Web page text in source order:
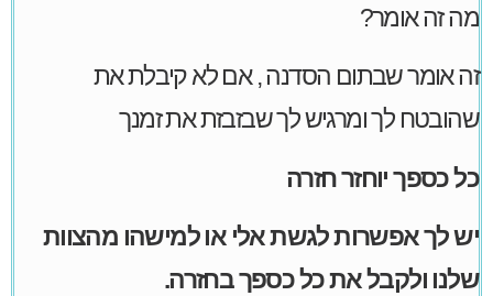
מה זה אומר?
זה אומר שבתום הסדנה , אם לא קיבלת את
שהובטח לך ומרגיש לך שבזבזת את זמנך
כל כספך יוחזר חזרה
יש לך אפשרות לגשת אלי או למישהו מהצוות
שלנו ולקבל את כל כספך בחזרה.